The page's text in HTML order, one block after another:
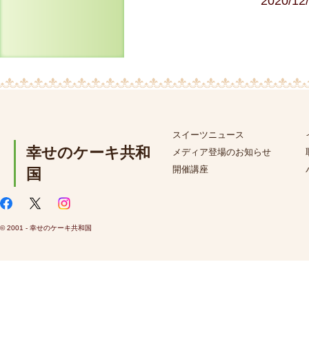
幸せのケーキ共和
国
スイーツニュース
メディア登場のお知らせ
開催講座
© 2001 - 幸せのケーキ共和国